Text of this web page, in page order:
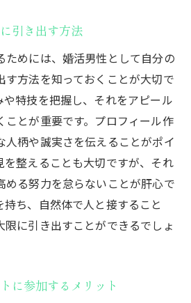
ップを築くための基本的なコ
ョン
深める方法
を活かした婚活戦略
めの具体的なステップ
体験を積み重ねる方法
る婚活男性の傾向とその理由
性が注目される理由
性がもたらす婚活チャンス
トレンドとは
引き出す方法
ためには、婚活男性として自分の
す方法を知っておくことが大切で
や特技を把握し、それをアピール
ことが重要です。プロフィール作
人柄や誠実さを伝えることがポイ
を整えることも大切ですが、それ
める努力を怠らないことが肝心で
ち、自然体で人と接すること
限に引き出すことができるでしょ
に参加するメリット